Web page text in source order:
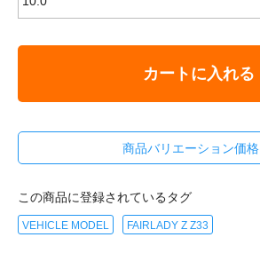
カートに入れる
商品バリエーション価格
この商品に登録されているタグ
VEHICLE MODEL FAIRLADY Z Z33